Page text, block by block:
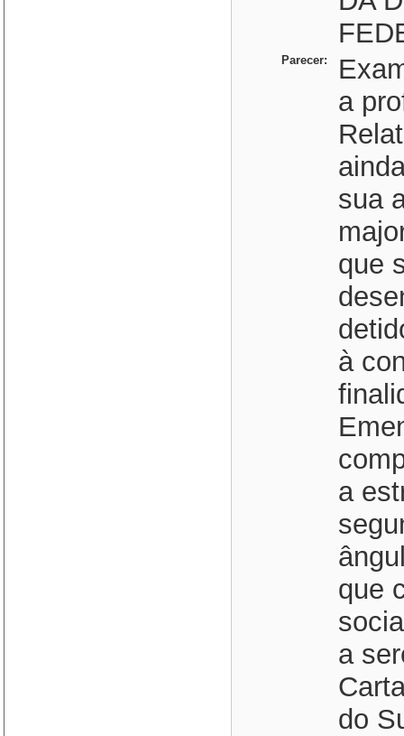
Parecer:
a
sua
que
à
a
que
a
do